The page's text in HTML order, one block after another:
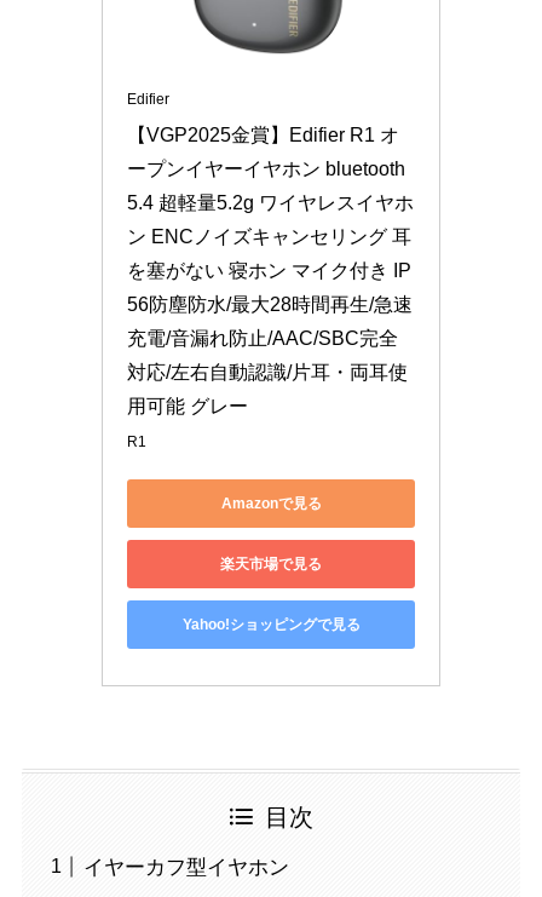
Edifier
【VGP2025金賞】Edifier R1 オ
ープンイヤーイヤホン bluetooth
5.4 超軽量5.2g ワイヤレスイヤホ
ン ENCノイズキャンセリング 耳
を塞がない 寝ホン マイク付き IP
56防塵防水/最大28時間再生/急速
充電/音漏れ防止/AAC/SBC完全
対応/左右自動認識/片耳・両耳使
用可能 グレー
R1
Amazonで見る
楽天市場で見る
Yahoo!ショッピングで見る
目次
イヤーカフ型イヤホン